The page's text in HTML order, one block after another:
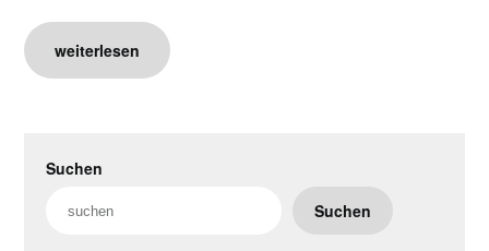
weiterlesen
Suchen
Suchen